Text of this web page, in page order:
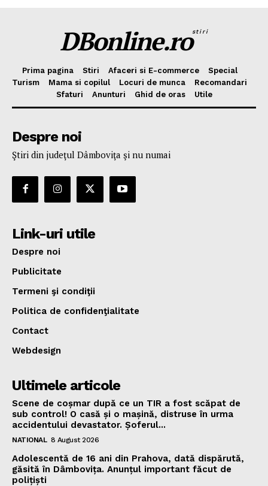
DBonline.rostiri
Prima pagina Stiri Afaceri si E-commerce
Special
Turism
Mama si copilul Locuri de munca
Recomandari
Sfaturi
Anunturi Ghid de oras Utile
Despre noi
Ştiri din judeţul Dâmboviţa şi nu numai
Link-uri utile
Despre noi
Publicitate
Termeni şi condiţii
Politica de confidenţialitate
Contact
Webdesign
Ultimele articole
Scene de coșmar după ce un TIR a fost scăpat de
sub control! O casă și o mașină, distruse în urma
accidentului devastator. Șoferul...
NATIONAL 8 August 2026
Adolescentă de 16 ani din Prahova, dată dispărută,
găsită în Dâmbovița. Anunțul important făcut de
polițiști